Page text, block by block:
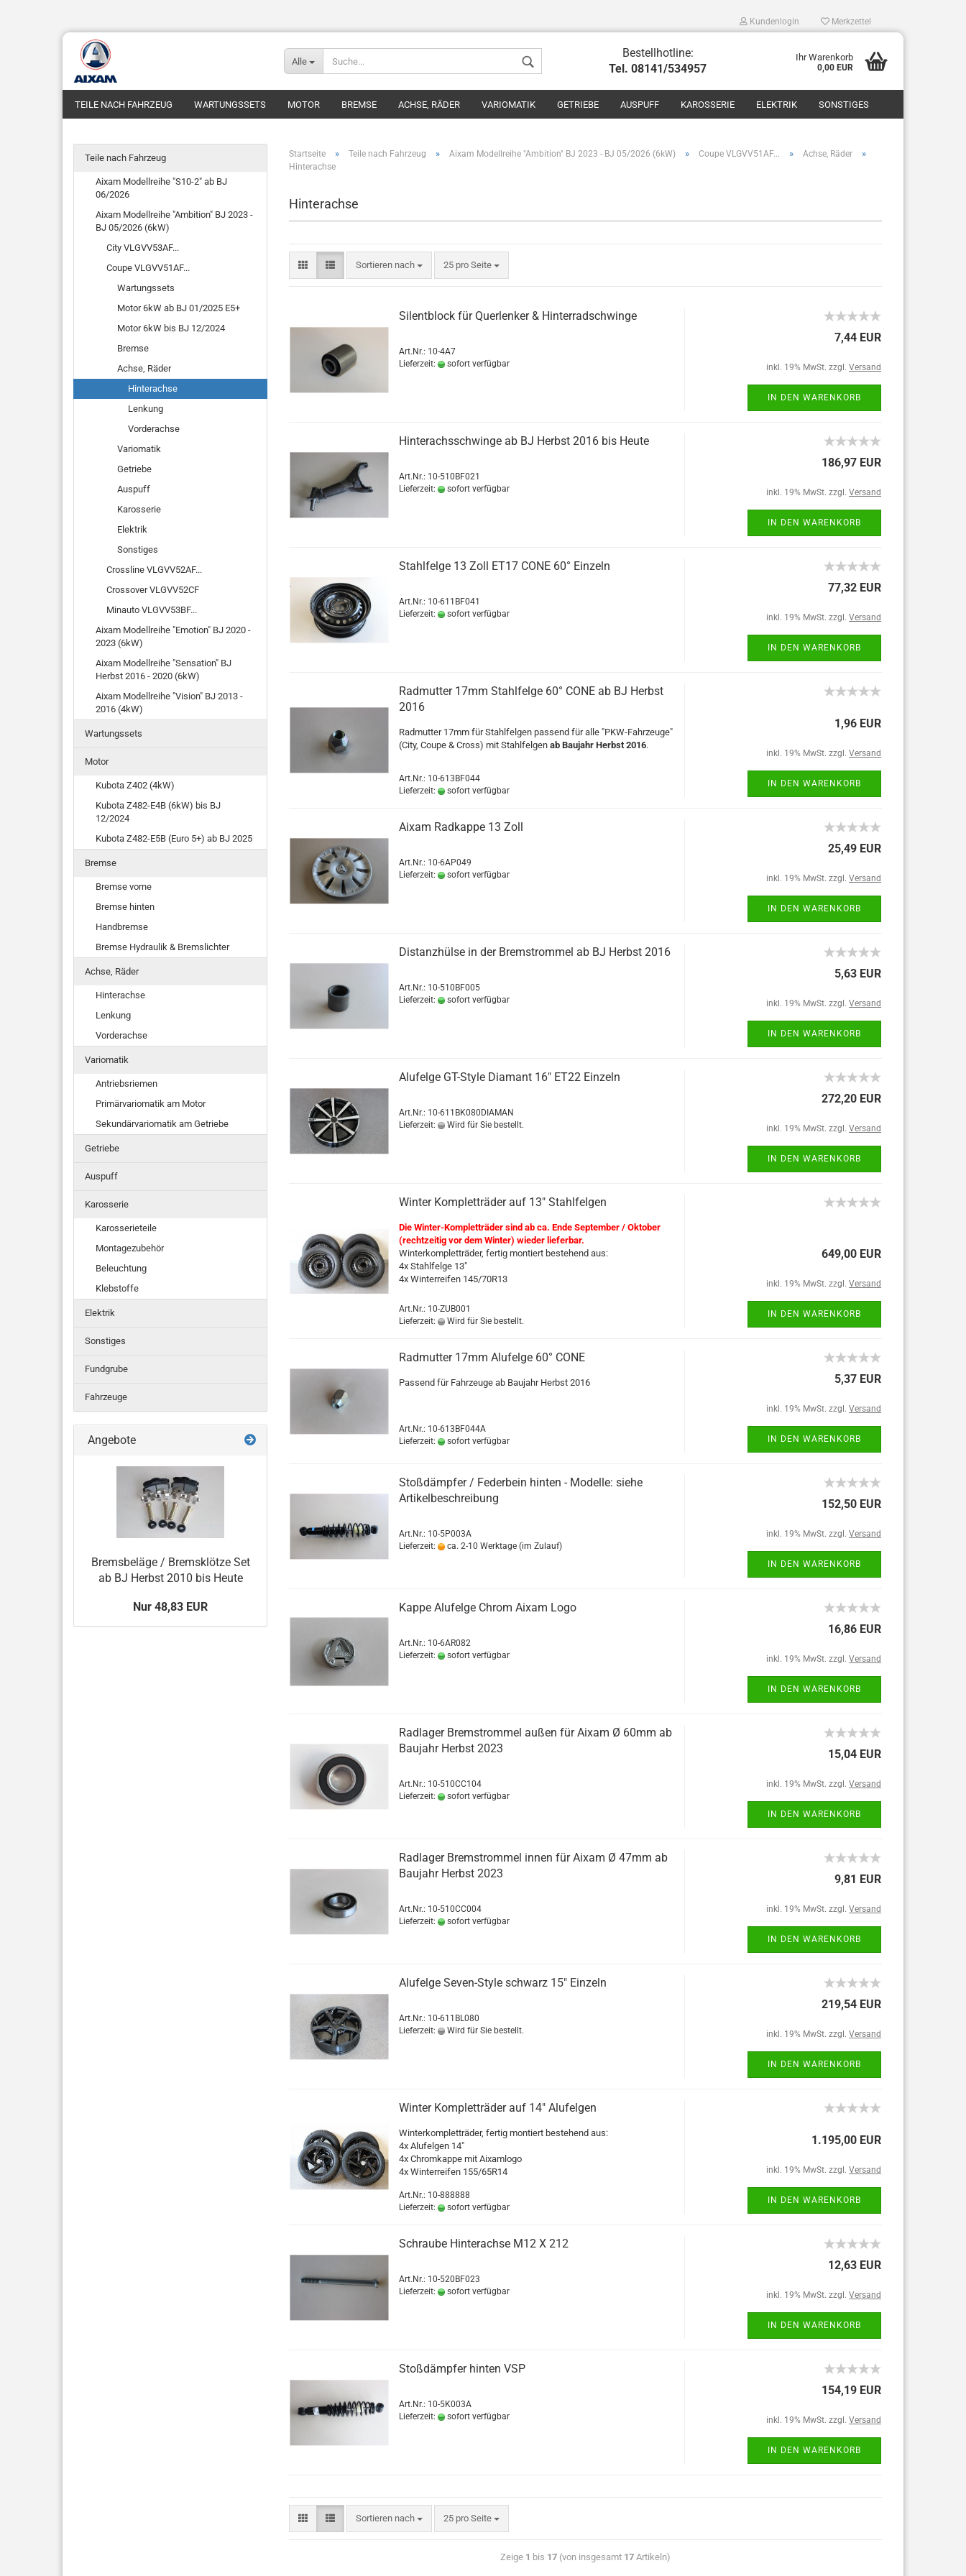
Kundenlogin
Konto erstellen
Merkzettel
Alle
Bestellhotline:
Tel. 08141/534957
Ihr Warenkorb
0,00 EUR
TEILE NACH FAHRZEUG WARTUNGSSETS MOTOR BREMSE ACHSE, RÄDER VARIOMATIK GETRIEBE AUSPUFF KAROSSERIE ELEKTRIK SONSTIGES
Startseite » Teile nach Fahrzeug » Aixam Modellreihe "Ambition" BJ 2023 - BJ 05/2026 (6kW) » Coupe VLGVV51AF... » Achse, Räder »
Hinterachse
Hinterachse
Sortieren nach 25 pro Seite
Silentblock für Querlenker & Hinterradschwinge
Art.Nr.: 10-4A7
Lieferzeit:
sofort verfügbar
7,44 EUR
inkl. 19% MwSt. zzgl. Versand
IN DEN WARENKORB
Hinterachsschwinge ab BJ Herbst 2016 bis Heute
Art.Nr.: 10-510BF021
Lieferzeit:
sofort verfügbar
186,97 EUR
inkl. 19% MwSt. zzgl. Versand
IN DEN WARENKORB
Stahlfelge 13 Zoll ET17 CONE 60° Einzeln
Art.Nr.: 10-611BF041
Lieferzeit:
sofort verfügbar
77,32 EUR
inkl. 19% MwSt. zzgl. Versand
IN DEN WARENKORB
Radmutter 17mm Stahlfelge 60° CONE ab BJ Herbst
2016
Radmutter 17mm für Stahlfelgen passend für alle "PKW-Fahrzeuge"
(City, Coupe & Cross) mit Stahlfelgen ab Baujahr Herbst 2016.
Art.Nr.: 10-613BF044
Lieferzeit:
sofort verfügbar
1,96 EUR
inkl. 19% MwSt. zzgl. Versand
IN DEN WARENKORB
Aixam Radkappe 13 Zoll
Art.Nr.: 10-6AP049
Lieferzeit:
sofort verfügbar
25,49 EUR
inkl. 19% MwSt. zzgl. Versand
IN DEN WARENKORB
Distanzhülse in der Bremstrommel ab BJ Herbst 2016
Art.Nr.: 10-510BF005
Lieferzeit:
sofort verfügbar
5,63 EUR
inkl. 19% MwSt. zzgl. Versand
IN DEN WARENKORB
Alufelge GT-Style Diamant 16" ET22 Einzeln
Art.Nr.: 10-611BK080DIAMAN
Lieferzeit:
Wird für Sie bestellt.
272,20 EUR
inkl. 19% MwSt. zzgl. Versand
IN DEN WARENKORB
Winter Kompletträder auf 13" Stahlfelgen
Die Winter-Kompletträder sind ab ca. Ende September / Oktober
(rechtzeitig vor dem Winter) wieder lieferbar.
Winterkompletträder, fertig montiert bestehend aus:
4x Stahlfelge 13"
4x Winterreifen 145/70R13
Art.Nr.: 10-ZUB001
Lieferzeit:
Wird für Sie bestellt.
649,00 EUR
inkl. 19% MwSt. zzgl. Versand
IN DEN WARENKORB
Radmutter 17mm Alufelge 60° CONE
Passend für Fahrzeuge ab Baujahr Herbst 2016
Art.Nr.: 10-613BF044A
Lieferzeit:
sofort verfügbar
5,37 EUR
inkl. 19% MwSt. zzgl. Versand
IN DEN WARENKORB
Stoßdämpfer / Federbein hinten - Modelle: siehe
Artikelbeschreibung
Art.Nr.: 10-5P003A
Lieferzeit:
ca. 2-10 Werktage (im Zulauf)
152,50 EUR
inkl. 19% MwSt. zzgl. Versand
IN DEN WARENKORB
Kappe Alufelge Chrom Aixam Logo
Art.Nr.: 10-6AR082
Lieferzeit:
sofort verfügbar
16,86 EUR
inkl. 19% MwSt. zzgl. Versand
IN DEN WARENKORB
Radlager Bremstrommel außen für Aixam Ø 60mm ab
Baujahr Herbst 2023
Art.Nr.: 10-510CC104
Lieferzeit:
sofort verfügbar
15,04 EUR
inkl. 19% MwSt. zzgl. Versand
IN DEN WARENKORB
Radlager Bremstrommel innen für Aixam Ø 47mm ab
Baujahr Herbst 2023
Art.Nr.: 10-510CC004
Lieferzeit:
sofort verfügbar
9,81 EUR
inkl. 19% MwSt. zzgl. Versand
IN DEN WARENKORB
Alufelge Seven-Style schwarz 15" Einzeln
Art.Nr.: 10-611BL080
Lieferzeit:
Wird für Sie bestellt.
219,54 EUR
inkl. 19% MwSt. zzgl. Versand
IN DEN WARENKORB
Winter Kompletträder auf 14" Alufelgen
Winterkompletträder, fertig montiert bestehend aus:
4x Alufelgen 14"
4x Chromkappe mit Aixamlogo
4x Winterreifen 155/65R14
Art.Nr.: 10-888888
Lieferzeit:
sofort verfügbar
1.195,00 EUR
inkl. 19% MwSt. zzgl. Versand
IN DEN WARENKORB
Schraube Hinterachse M12 X 212
Art.Nr.: 10-520BF023
Lieferzeit:
sofort verfügbar
12,63 EUR
inkl. 19% MwSt. zzgl. Versand
IN DEN WARENKORB
Stoßdämpfer hinten VSP
Art.Nr.: 10-5K003A
Lieferzeit:
sofort verfügbar
154,19 EUR
inkl. 19% MwSt. zzgl. Versand
IN DEN WARENKORB
Sortieren nach 25 pro Seite
Zeige 1 bis 17 (von insgesamt 17 Artikeln)
Teile nach Fahrzeug
Aixam Modellreihe "S10-2" ab BJ
06/2026
Aixam Modellreihe "Ambition" BJ 2023 -
BJ 05/2026 (6kW)
City VLGVV53AF...
Coupe VLGVV51AF...
Wartungssets
Motor 6kW ab BJ 01/2025 E5+
Motor 6kW bis BJ 12/2024
Bremse
Achse, Räder
Hinterachse
Lenkung
Vorderachse
Variomatik
Getriebe
Auspuff
Karosserie
Elektrik
Sonstiges
Crossline VLGVV52AF...
Crossover VLGVV52CF
Minauto VLGVV53BF...
Aixam Modellreihe "Emotion" BJ 2020 -
2023 (6kW)
Aixam Modellreihe "Sensation" BJ
Herbst 2016 - 2020 (6kW)
Aixam Modellreihe "Vision" BJ 2013 -
2016 (4kW)
Wartungssets
Motor
Kubota Z402 (4kW)
Kubota Z482-E4B (6kW) bis BJ
12/2024
Kubota Z482-E5B (Euro 5+) ab BJ 2025
Bremse
Bremse vorne
Bremse hinten
Handbremse
Bremse Hydraulik & Bremslichter
Achse, Räder
Hinterachse
Lenkung
Vorderachse
Variomatik
Antriebsriemen
Primärvariomatik am Motor
Sekundärvariomatik am Getriebe
Getriebe
Auspuff
Karosserie
Karosserieteile
Montagezubehör
Beleuchtung
Klebstoffe
Elektrik
Sonstiges
Fundgrube
Fahrzeuge
Angebote
Bremsbeläge / Bremsklötze Set
ab BJ Herbst 2010 bis Heute
Nur 48,83 EUR